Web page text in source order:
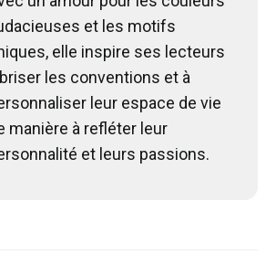
et les motifs
elle inspire ses lecteurs
les conventions et à
leur espace de vie
manière à refléter leur
et leurs passions.